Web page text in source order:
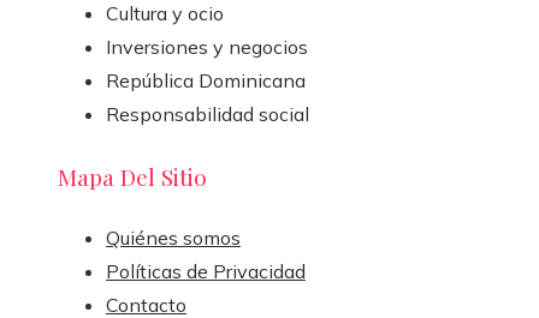
Cultura y ocio
Inversiones y negocios
República Dominicana
Responsabilidad social
Mapa Del Sitio
Quiénes somos
Políticas de Privacidad
Contacto